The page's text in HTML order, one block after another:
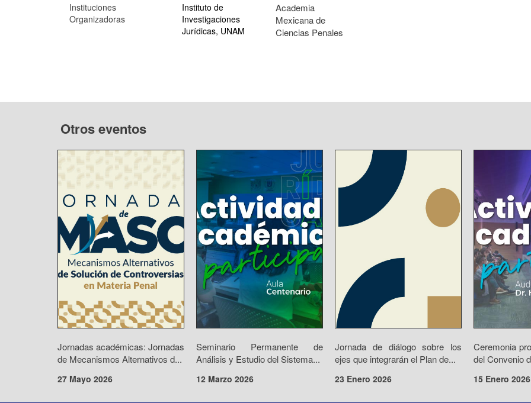
Instituciones
Organizadoras
Instituto de
Investigaciones
Jurídicas, UNAM
Academia
Mexicana de
Ciencias Penales
Otros eventos
Jornadas académicas: Jornadas
de Mecanismos Alternativos d...
27 Mayo 2026
Seminario Permanente de
Análisis y Estudio del Sistema...
12 Marzo 2026
Jornada de diálogo sobre los
ejes que integrarán el Plan de...
23 Enero 2026
Ceremonia
del Convenio
15 Enero 2026